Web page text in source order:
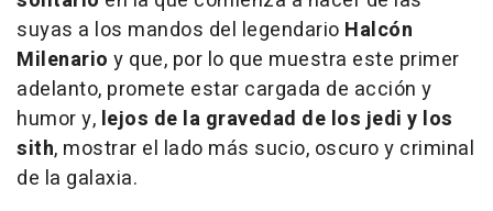
suyas a los mandos del legendario Halcón
Milenario y que, por lo que muestra este primer
adelanto, promete estar cargada de acción y
humor y, lejos de la gravedad de los jedi y los
sith, mostrar el lado más sucio, oscuro y criminal
de la galaxia.